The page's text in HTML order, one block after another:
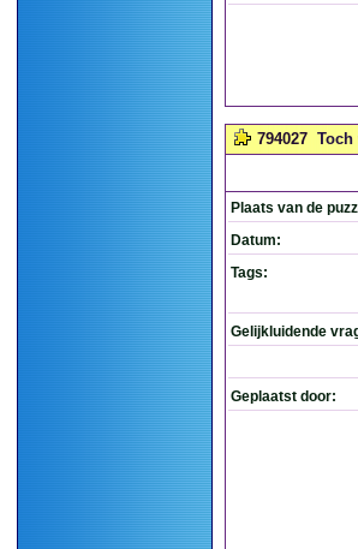
794027 Toch
Plaats van de
Datum:
Tags:
Gelijkluidende
Geplaatst door: